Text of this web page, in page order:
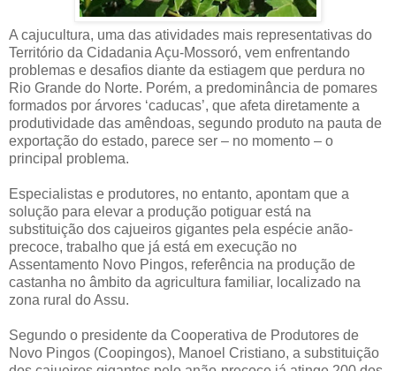
A cajucultura, uma das atividades mais representativas do
Território da Cidadania Açu-Mossoró, vem enfrentando
problemas e desafios diante da estiagem que perdura no
Rio Grande do Norte. Porém, a predominância de pomares
formados por árvores ‘caducas’, que afeta diretamente a
produtividade das amêndoas, segundo produto na pauta de
exportação do estado, parece ser – no momento – o
principal problema.
Especialistas e produtores, no entanto, apontam que a
solução para elevar a produção potiguar está na
substituição dos cajueiros gigantes pela espécie anão-
precoce, trabalho que já está em execução no
Assentamento Novo Pingos, referência na produção de
castanha no âmbito da agricultura familiar, localizado na
zona rural do Assu.
Segundo o presidente da Cooperativa de Produtores de
Novo Pingos (Coopingos), Manoel Cristiano, a substituição